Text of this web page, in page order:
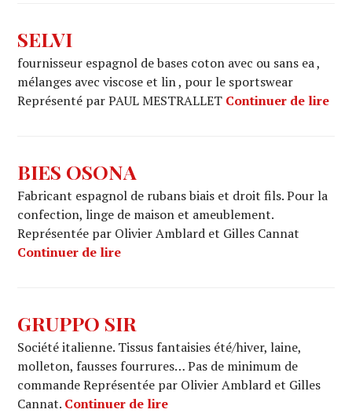
SELVI
fournisseur espagnol de bases coton avec ou sans ea ,
mélanges avec viscose et lin , pour le sportswear
Représenté par PAUL MESTRALLET Continuer de lire
BIES OSONA
Fabricant espagnol de rubans biais et droit fils. Pour la
confection, linge de maison et ameublement.
Représentée par Olivier Amblard et Gilles Cannat
Continuer de lireBIES OSONA
GRUPPO SIR
Société italienne. Tissus fantaisies été/hiver, laine,
molleton, fausses fourrures… Pas de minimum de
commande Représentée par Olivier Amblard et Gilles
Cannat. Continuer de lireGRUPPO SIR